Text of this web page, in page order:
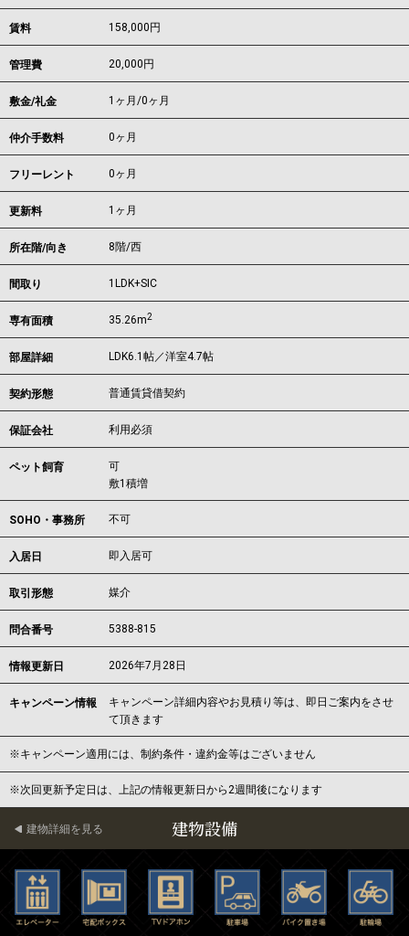
賃料 158,000 円
管理費 20,000円
敷金/礼金 1ヶ月/0ヶ月
仲介手数料 0ヶ月
フリーレント 0ヶ月
更新料 1ヶ月
所在階/向き 8階/西
間取り 1LDK+SIC
専有面積 35.26m2
部屋詳細 LDK6.1帖／洋室4.7帖
契約形態 普通賃貸借契約
保証会社 利用必須
ペット飼育
可
敷1積増
SOHO・事務所 不可
入居日 即入居可
取引形態 媒介
問合番号 5388-815
情報更新日 2026年7月28日
キャンペーン情報
キャンペーン詳細内容やお見積り等は、即日ご案内をさせ
て頂きます
※キャンペーン適用には、制約条件・違約金等はございません
※次回更新予定日は、上記の情報更新日から2週間後になります
建物設備
建物詳細を見る